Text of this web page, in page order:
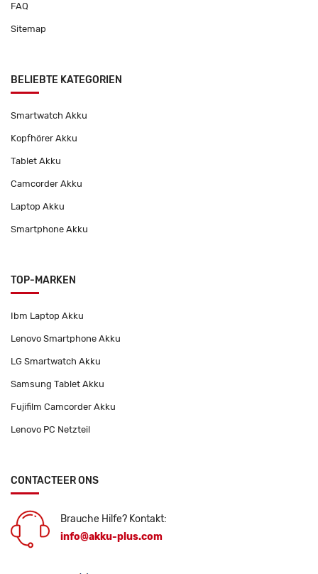
FAQ
Sitemap
BELIEBTE KATEGORIEN
Smartwatch Akku
Kopfhörer Akku
Tablet Akku
Camcorder Akku
Laptop Akku
Smartphone Akku
TOP-MARKEN
Ibm Laptop Akku
Lenovo Smartphone Akku
LG Smartwatch Akku
Samsung Tablet Akku
Fujifilm Camcorder Akku
Lenovo PC Netzteil
CONTACTEER ONS
Brauche Hilfe? Kontakt:
info@akku-plus.com